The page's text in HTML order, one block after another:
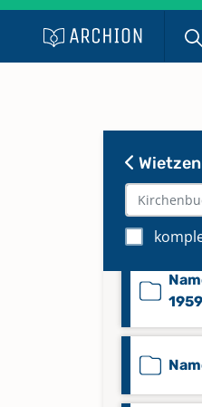
Wietzen
1959